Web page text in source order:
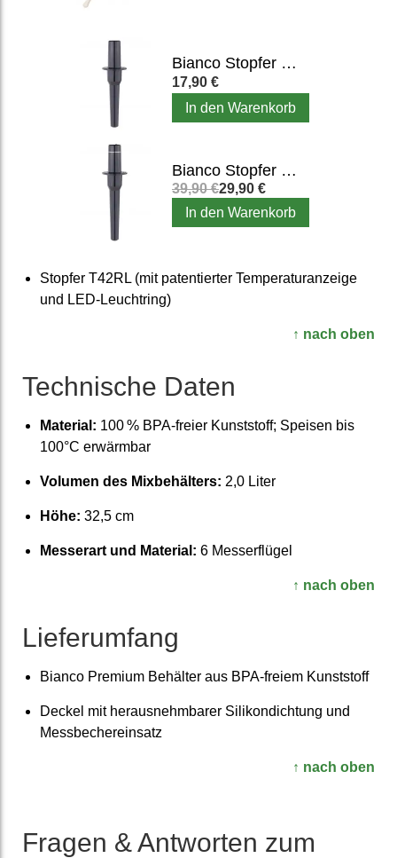
Bianco Stopfer TL (lang)
17,90 €
In den Warenkorb
Bianco Stopfer T42L (lang) - mit Temperaturanzeige
39,90 €29,90 €
In den Warenkorb
Stopfer T42RL (mit patentierter Temperaturanzeige
und LED-Leuchtring)
↑ nach oben
Technische Daten
Material: 100 % BPA-freier Kunst­stoff; Speisen bis
100°C erwärmbar
Volumen des Mixbehälters: 2,0 Liter
Höhe: 32,5 cm
Messerart und Material: 6 Messer­flügel
↑ nach oben
Lieferumfang
Bianco Premium Behälter aus BPA-freiem Kunst­stoff
Deckel mit heraus­nehmbarer Silikon­dichtung und
Mess­becher­einsatz
↑ nach oben
Fragen & Antworten zum